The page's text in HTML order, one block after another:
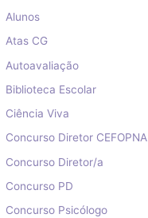
Alunos
Atas CG
Autoavaliação
Biblioteca Escolar
Ciência Viva
Concurso Diretor CEFOPNA
Concurso Diretor/a
Concurso PD
Concurso Psicólogo